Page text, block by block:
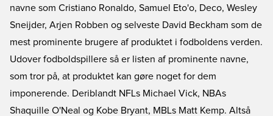
navne som Cristiano Ronaldo, Samuel Eto'o, Deco, Wesley
Sneijder, Arjen Robben og selveste David Beckham som de
mest prominente brugere af produktet i fodboldens verden.
Udover fodboldspillere så er listen af prominente navne,
som tror på, at produktet kan gøre noget for dem
imponerende. Deriblandt NFLs Michael Vick, NBAs
Shaquille O'Neal og Kobe Bryant, MBLs Matt Kemp. Altså